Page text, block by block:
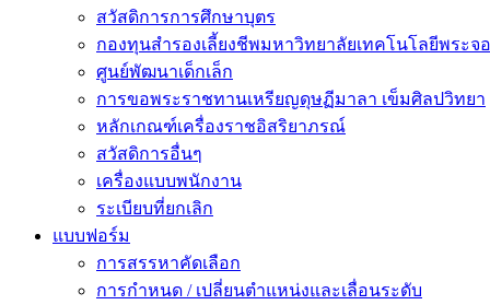
สวัสดิการการศึกษาบุตร
กองทุนสำรองเลี้ยงชีพมหาวิทยาลัยเทคโนโลยีพระจ
ศูนย์พัฒนาเด็กเล็ก
การขอพระราชทานเหรียญดุษฏีมาลา เข็มศิลปวิทยา
หลักเกณฑ์เครื่องราชอิสริยาภรณ์
สวัสดิการอื่นๆ
เครื่องแบบพนักงาน
ระเบียบที่ยกเลิก
แบบฟอร์ม
การสรรหาคัดเลือก
การกำหนด / เปลี่ยนตำแหน่งและเลื่อนระดับ